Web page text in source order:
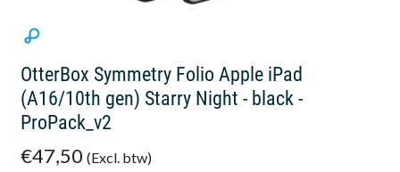
OtterBox Symmetry Folio Apple iPad
(A16/10th gen) Starry Night - black -
ProPack_v2
€47,50 (Excl. btw)